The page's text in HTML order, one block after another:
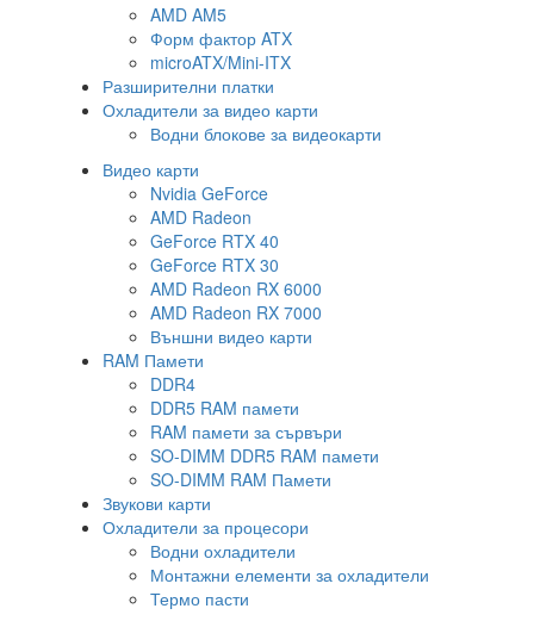
AMD AM5
Форм фактор ATX
microATX/Mini-ITX
Разширителни платки
Охладители за видео карти
Водни блокове за видеокарти
Видео карти
Nvidia GeForce
AMD Radeon
GeForce RTX 40
GeForce RTX 30
AMD Radeon RX 6000
AMD Radeon RX 7000
Външни видео карти
RAM Памети
DDR4
DDR5 RAM памети
RAM памети за сървъри
SO-DIMM DDR5 RAM памети
SO-DIMM RAM Памети
Звукови карти
Охладители за процесори
Водни охладители
Монтажни елементи за охладители
Термо пасти